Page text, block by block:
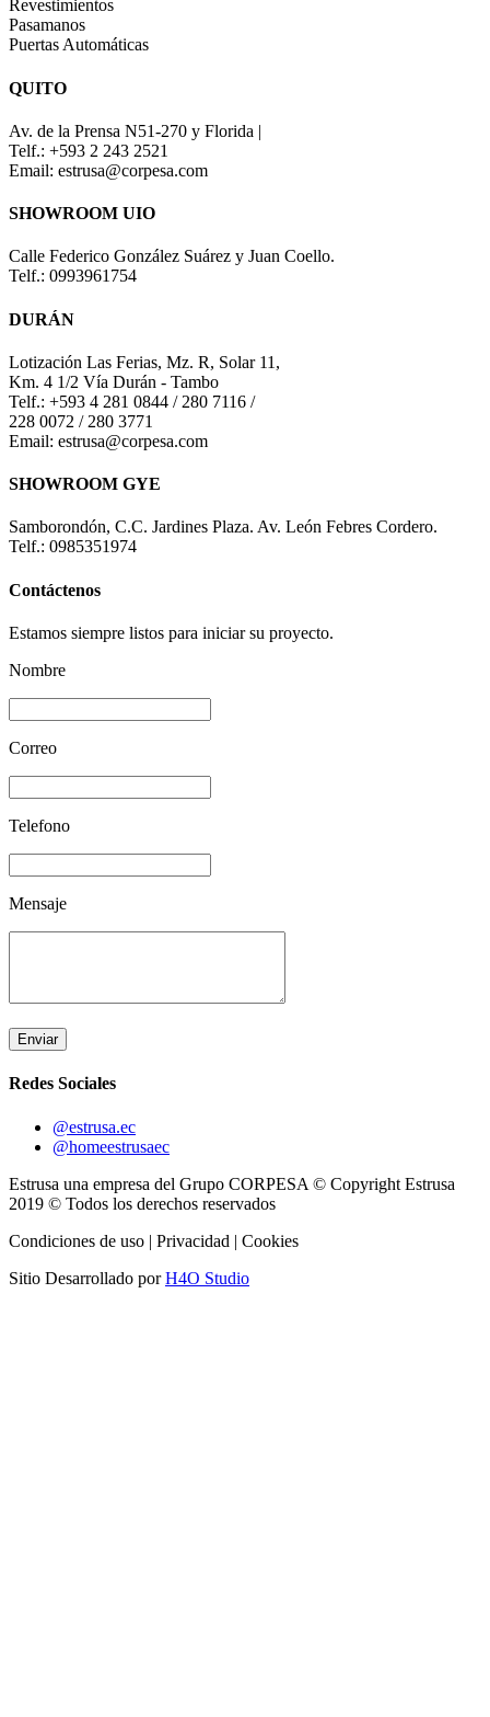
Revestimientos
Pasamanos
Puertas Automáticas
QUITO
Av. de la Prensa N51-270 y Florida |
Telf.: +593 2 243 2521
Email: estrusa@corpesa.com
SHOWROOM UIO
Calle Federico González Suárez y Juan Coello.
Telf.: 0993961754
DURÁN
Lotización Las Ferias, Mz. R, Solar 11,
Km. 4 1/2 Vía Durán - Tambo
Telf.: +593 4 281 0844 / 280 7116 /
228 0072 / 280 3771
Email: estrusa@corpesa.com
SHOWROOM GYE
Samborondón, C.C. Jardines Plaza. Av. León Febres Cordero.
Telf.: 0985351974
Contáctenos
Estamos siempre listos para iniciar su proyecto.
Nombre
Correo
Telefono
Mensaje
Enviar
Redes Sociales
@estrusa.ec
@homeestrusaec
Estrusa una empresa del Grupo CORPESA © Copyright Estrusa
2019 © Todos los derechos reservados
Condiciones de uso | Privacidad | Cookies
Sitio Desarrollado porH4O Studio